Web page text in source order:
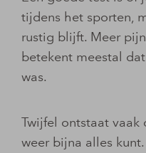
tijdens het sporten,
rustig blijft. Meer
betekent meestal
was.
Twijfel ontstaat
weer bijna alles